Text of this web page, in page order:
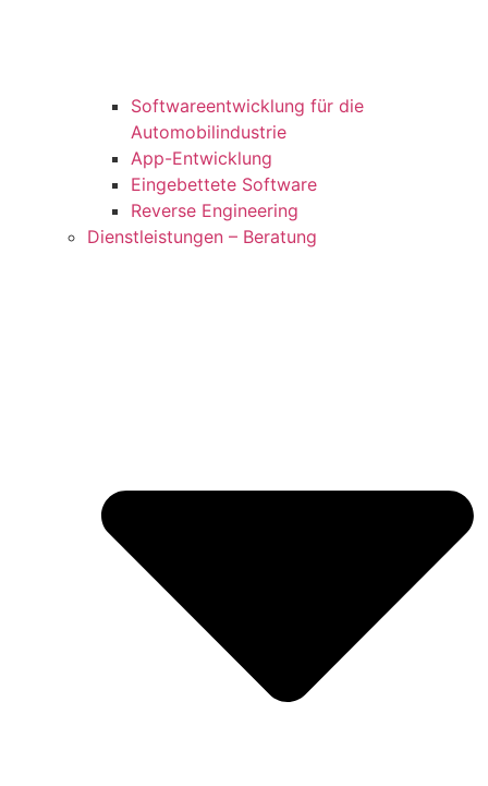
Softwareentwicklung für die
Automobilindustrie
App-Entwicklung
Eingebettete Software
Reverse Engineering
Dienstleistungen – Beratung